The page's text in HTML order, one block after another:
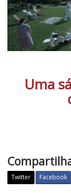
Uma
Twitter Facebook